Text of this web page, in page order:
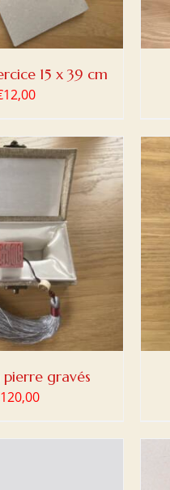
15 x 39 cm
12,00
pierre gravés
120,00
PANIER DETAILS